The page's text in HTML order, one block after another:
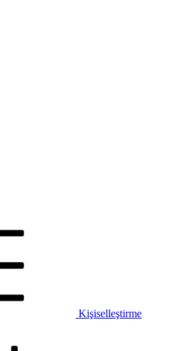
Kişiselleştirme